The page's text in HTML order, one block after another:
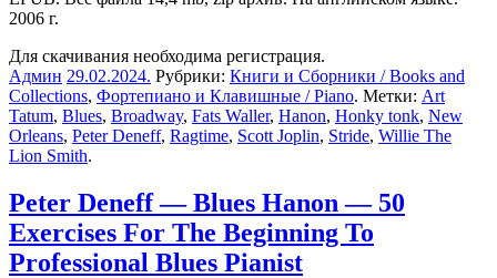
2006 г.
Для скачивания необходима регистрация.
Админ 29.02.2024. Рубрики: Книги и Сборники / Books and
Collections, Фортепиано и Клавишные / Piano. Метки: Art
Tatum, Blues, Broadway, Fats Waller, Hanon, Honky tonk, New
Orleans, Peter Deneff, Ragtime, Scott Joplin, Stride, Willie The
Lion Smith.
Peter Deneff — Blues Hanon — 50
Exercises For The Beginning To
Professional Blues Pianist